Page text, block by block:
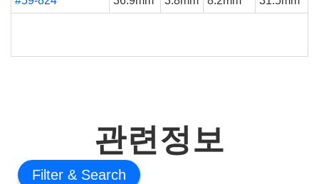
관련정보
Filter